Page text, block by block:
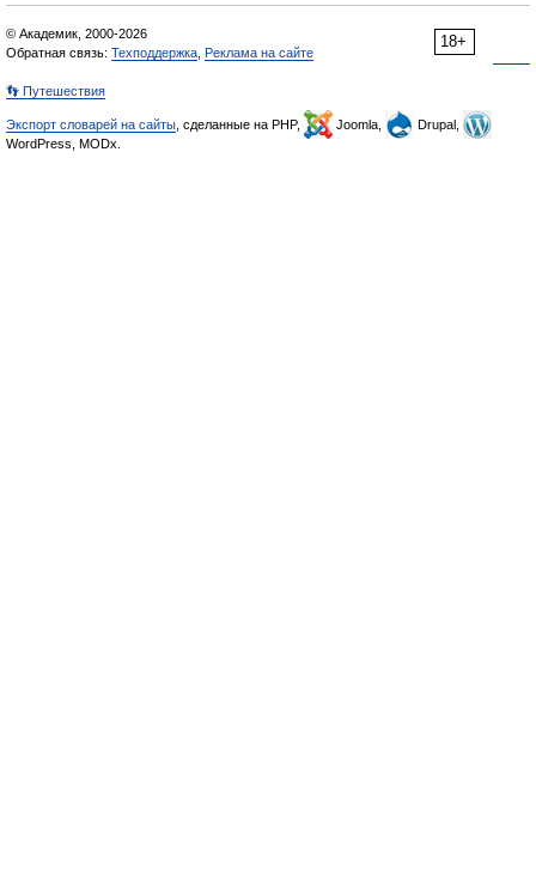
18+
© Академик, 2000-2026
Обратная связь: Техподдержка Реклама на сайте
👣 Путешествия
Экспорт словарей на сайты , сделанные на PHP, Joomla,
Drupal,
WordPress, MODx.